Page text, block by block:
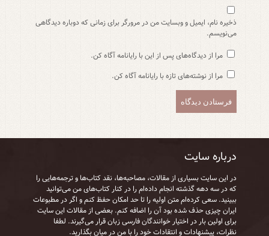
ذخیره نام، ایمیل و وبسایت من در مرورگر برای زمانی که دوباره دیدگاهی
می‌نویسم.
مرا از دیدگاه‌های پس از این با رایانامه آگاه کن.
مرا از نوشته‌های تازه با رایانامه آگاه کن.
درباره سایت
در این سایت بسیاری از مقالات، مصاحبه‌ها، نقد کتاب‌ها و ترجمه‌هایی را
که در سه دهه گذشته انجام داده‌ام را در کنار کتاب‌های من می‌توانید
ببینید. سعی کرده‌ام متن اولیه را تا حد امکان حفظ کنم و اگر در مطبوعات
ایران چیزی حذف شده بود آن را اضافه کنم. بعضی از مقالات این سایت
برای اولین بار در اختیار خوانندگان فارسی زبان قرار می‌گیرند. لطفا
نظرات، پیشنهادات و انتقادات خود را با من در میان بگذارید.